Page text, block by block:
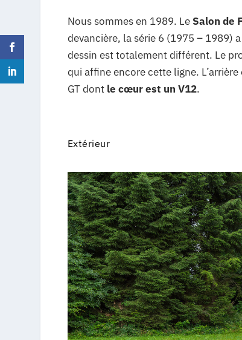
Nous sommes en 1989. Le Salon de
devancière, la série 6 (1975 – 1989)
dessin est totalement différent. Le
qui affine encore cette ligne.
GT dont le cœur est un V12.
Extérieur